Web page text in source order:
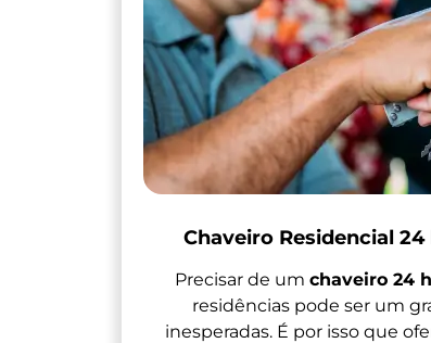
Chaveiro Residencial
Precisar de um chaveiro 24
residências pode ser um
inesperadas. É por isso que